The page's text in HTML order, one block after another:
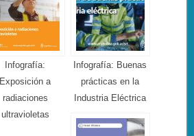
Infografía:
Exposición a
radiaciones
ultravioletas
Infografía: Buenas
prácticas en la
Industria Eléctrica